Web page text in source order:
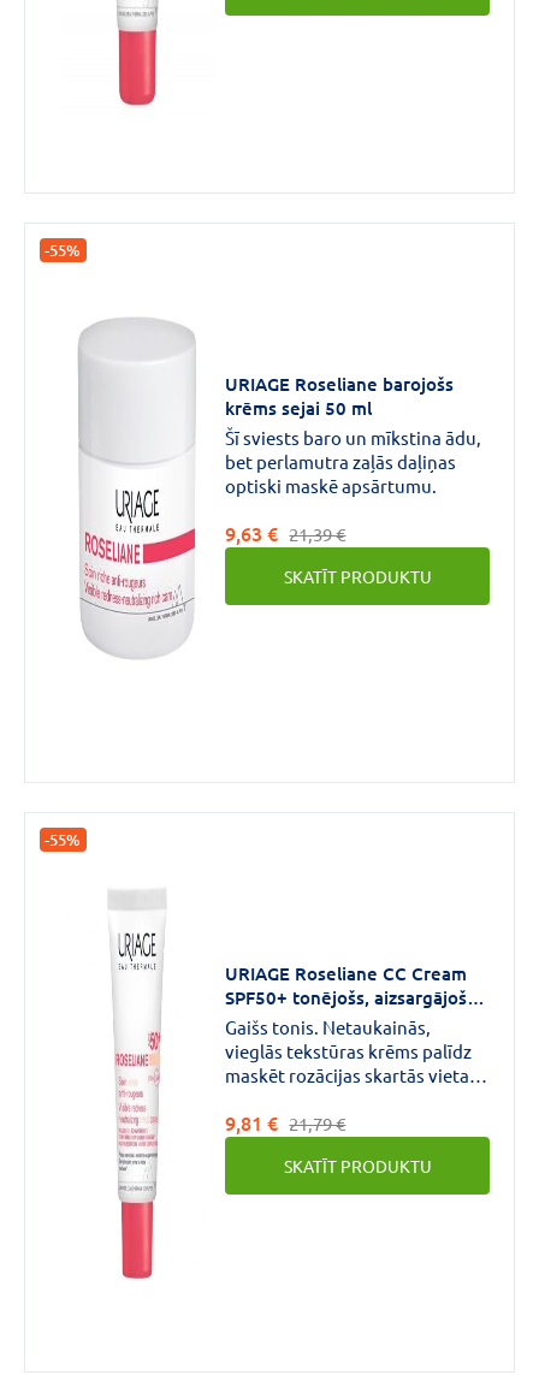
-55%
URIAGE Roseliane barojošs
krēms sejai 50 ml
Šī sviests baro un mīkstina ādu,
bet perlamutra zaļās daļiņas
optiski maskē apsārtumu.
9,63 € 21,39 €
SKATĪT PRODUKTU
-55%
URIAGE Roseliane CC Cream
SPF50+ tonējošs, aizsargājošs
krēms 40 ml
Gaišs tonis. Netaukainās,
vieglās tekstūras krēms palīdz
maskēt rozācijas skartās vietas,
aizsargā rozācijas skartu ādu ar
paplašinātiem kapilāriem no
UVA/UVB stariem, kā arī
kaitīgās saules staru iedarbības.
9,81 € 21,79 €
SKATĪT PRODUKTU